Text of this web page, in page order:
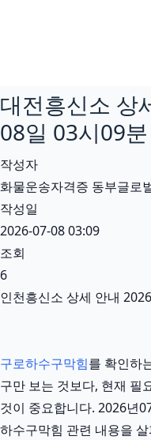
건
너
뛰
기
대전흥신소 상
08일 03시09분
작성자
화물운송자격증 동부글로
작성일
2026-07-08 03:09
조회
6
인천흥신소 상세 안내
구로하수구막힘를 확인하
구만 보는 것보다, 현재 필
것이 중요합니다. 2026년
하수구막힘 관련 내용을